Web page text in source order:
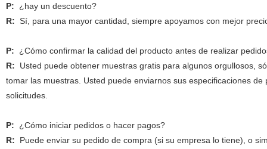
P:
¿hay un descuento?
R: Sí, para una mayor cantidad, siempre apoyamos con mejor
P:
¿Cómo confirmar la calidad del producto antes de realizar
R:
Usted puede obtener muestras gratis para algunos orgullosos,
tomar las muestras. Usted puede enviarnos sus especificaciones
solicitudes.
P:
¿Cómo iniciar pedidos o hacer pagos?
R:
Puede enviar su pedido de compra (si su empresa lo tiene), o